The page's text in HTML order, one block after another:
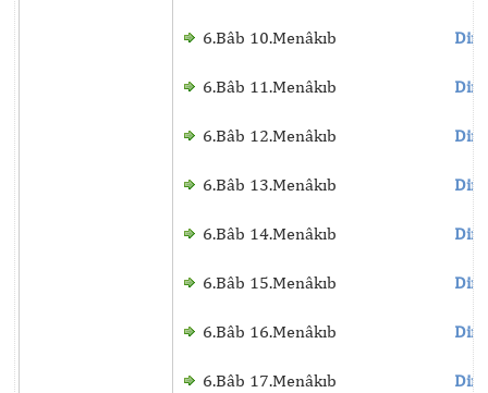
6.Bâb 10.Menâkıb
6.Bâb 11.Menâkıb
6.Bâb 12.Menâkıb
6.Bâb 13.Menâkıb
6.Bâb 14.Menâkıb
6.Bâb 15.Menâkıb
6.Bâb 16.Menâkıb
6.Bâb 17.Menâkıb